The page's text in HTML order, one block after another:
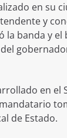
en su
y
la banda y el
en el
de Estado.